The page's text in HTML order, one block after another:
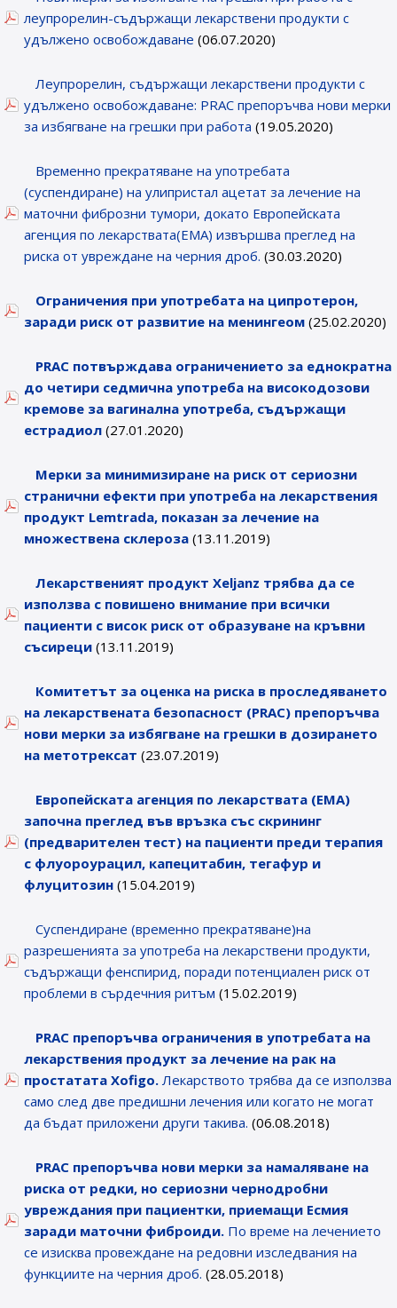
леупрорелин-съдържащи лекарствени продукти с
удължено освобождаване (06.07.2020)
Леупрорелин, съдържащи лекарствени продукти с
удължено освобождаване: PRAC препоръчва нови мерки
за избягване на грешки при работа (19.05.2020)
Временно прекратяване на употребата
(суспендиране) на улипристал ацетат за лечение на
маточни фиброзни тумори, докато Европейската
агенция по лекарствата(ЕМА) извършва преглед на
риска от увреждане на черния дроб. (30.03.2020)
Ограничения при употребата на ципротерон,
заради риск от развитие на менингеом (25.02.2020)
PRAC потвърждава ограничението за еднократна
до четири седмична употреба на високодозови
кремове за вагинална употреба, съдържащи
естрадиол (27.01.2020)
Мерки за минимизиране на риск от сериозни
странични ефекти при употреба на лекарствения
продукт Lemtrada, показан за лечение на
множествена склероза (13.11.2019)
Лекарственият продукт Xeljanz трябва да се
използва с повишено внимание при всички
пациенти с висок риск от образуване на кръвни
съсиреци (13.11.2019)
Комитетът за оценка на риска в проследяването
на лекарствената безопасност (PRAC) препоръчва
нови мерки за избягване на грешки в дозирането
на метотрексат (23.07.2019)
Европейската агенция по лекарствата (ЕМА)
започна преглед във връзка със скрининг
(предварителен тест) на пациенти преди терапия
с флуороурацил, капецитабин, тегафур и
флуцитозин (15.04.2019)
Суспендиране (временно прекратяване)на
разрешенията за употреба на лекарствени продукти,
съдържащи фенспирид, поради потенциален риск от
проблеми в сърдечния ритъм (15.02.2019)
PRAC препоръчва ограничения в употребата на
лекарствения продукт за лечение на рак на
простатата Xofigo. Лекарството трябва да се използва
само след две предишни лечения или когато не могат
да бъдат приложени други такива. (06.08.2018)
PRAC препоръчва нови мерки за намаляване на
риска от редки, но сериозни чернодробни
увреждания при пациентки, приемащи Есмия
заради маточни фиброиди. По време на лечението
се изисква провеждане на редовни изследвания на
функциите на черния дроб. (28.05.2018)